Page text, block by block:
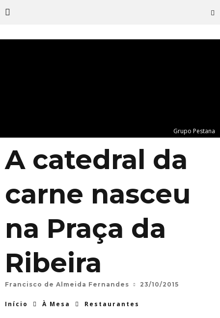
Grupo Pestana
A catedral da
carne nasceu
na Praça da
Ribeira
Francisco de Almeida Fernandes 23/10/2015
Início À Mesa Restaurantes